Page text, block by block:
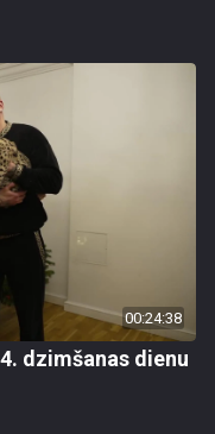
00:24:38
dzimšanas dienu